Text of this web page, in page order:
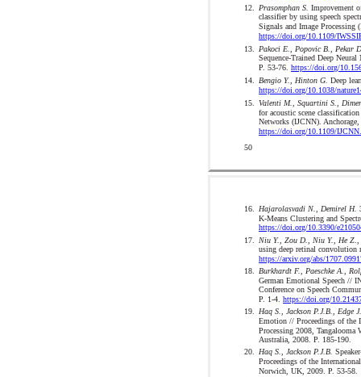
12.
Prasomphan S. Improvement
classifier by using speech
Signals and Image
https://doi.org/10.1109/
13.
Pakoci E., Popovic B., Pekar
Sequence-Trained Deep
P. 53-76.https://doi.org/
14.
Bengio Y., Hinton G. Deep
https://doi.org/10.1038/
15.
Valenti M., Squartini S.,
for acoustic scene
Networks (IJCNN).
https://doi.org/10.1109/
50
16. Hajarolasvadi N., Demirel H.
K-Means Clustering and
https://doi.org/10.3390/
17.
Niu Y., Zou D., Niu Y., He Z.,
using deep retinal convolution
https://arxiv.org/abs/
18.
Burkhardt F., Paeschke A.,
German Emotional Speech //
Conference on Speech
P. 1-4.https://doi.org/
19. Haq S., Jackson P.J.B., Edge
Emotion // Proceedings of the
Processing 2008,
Australia, 2008. P. 185-190.
20. Haq S., Jackson P.J.B.
Proceedings of the
Norwich, UK, 2009. P. 53-58.